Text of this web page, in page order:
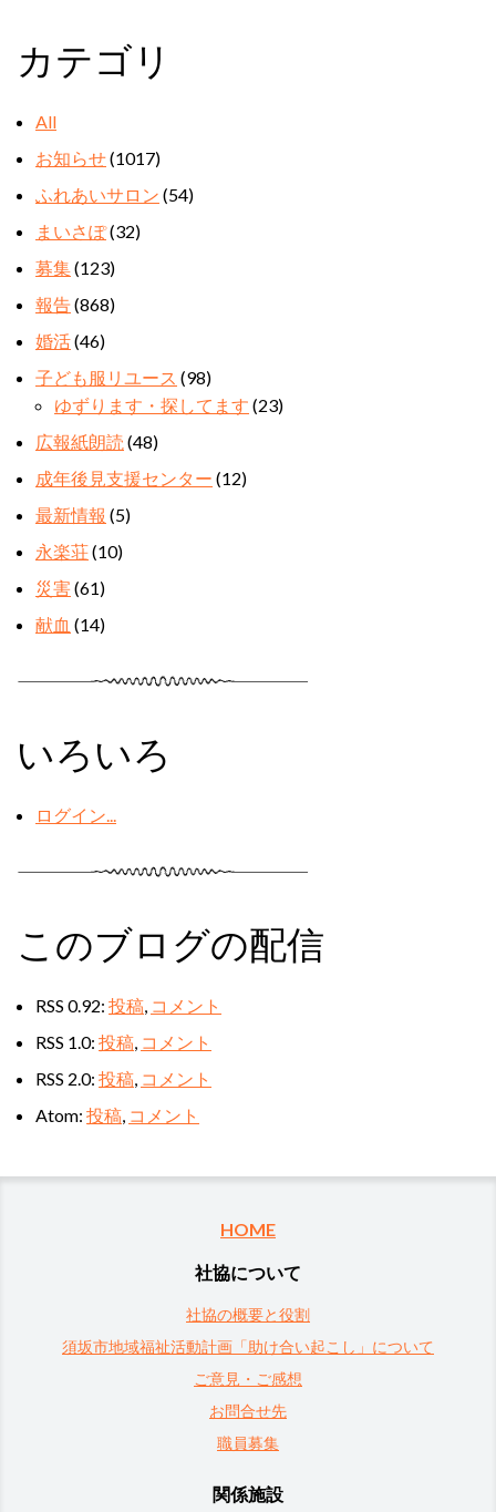
カテゴリ
All
お知らせ(1017)
ふれあいサロン (54)
まいさぽ(32)
募集(123)
報告(868)
婚活(46)
子ども服リユース (98)
ゆずります・探してます (23)
広報紙朗読 (48)
成年後見支援センター (12)
最新情報 (5)
永楽荘(10)
災害(61)
献血 (14)
いろいろ
ログイン...
このブログの配信
RSS 0.92: 投稿, コメント
RSS 1.0: 投稿, コメント
RSS 2.0: 投稿, コメント
Atom: 投稿, コメント
HOME
社協について
社協の概要と役割
須坂市地域福祉活動計画「助け合い起こし」について
ご意見・ご感想
お問合せ先
職員募集
関係施設